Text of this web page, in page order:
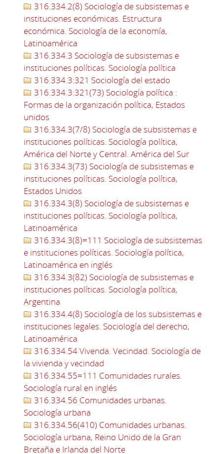
316.334.2(8) Sociología de subsistemas e
instituciones económicas. Estructura
económica. Sociología de la economía,
Latinoamérica
316.334.3 Sociología de subsistemas e
instituciones políticas. Sociología política
316.334.3:321 Sociología del estado
316.334.3:321(73) Sociología política :
Formas de la organización política, Estados
unidos
316.334.3(7/8) Sociología de subsistemas e
instituciones políticas. Sociología política,
América del Norte y Central. América del Sur
316.334.3(73) Sociología de subsistemas e
instituciones políticas. Sociología política,
Estados Unidos
316.334.3(8) Sociología de subsistemas e
instituciones políticas. Sociología política,
Latinoamérica
316.334.3(8)=111 Sociología de subsistemas
e instituciones políticas. Sociología política,
Latinoamérica en inglés
316.334.3(82) Sociología de subsistemas e
instituciones políticas. Sociología política,
Argentina
316.334.4(8) Sociología de los subsistemas e
instituciones legales. Sociología del derecho,
Latinoamérica
316.334.54 Vivenda. Vecindad. Sociología de
la vivienda y vecindad
316.334.55=111 Comunidades rurales.
Sociología rural en inglés
316.334.56 Comunidades urbanas.
Sociología urbana
316.334.56(410) Comunidades urbanas.
Sociología urbana, Reino Unido de la Gran
Bretaña e Irlanda del Norte